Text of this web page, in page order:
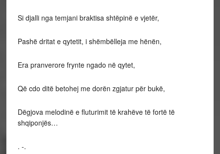
Si djalli nga temjani braktisa shtëpinë e vjetër,
Pashë dritat e qytetit, i shëmbëlleja me hënën,
Era pranverore frynte ngado në qytet,
Që cdo ditë betohej me dorën zgjatur për bukë,
Dëgjova melodinë e fluturimit të krahëve të fortë të
shqiponjës…
. -.